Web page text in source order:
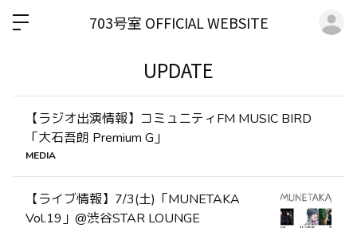
703号室 OFFICIAL WEBSITE
UPDATE
【ラジオ出演情報】コミュニティFM MUSIC BIRD
「大石吾朗 Premium G」
MEDIA
【ライブ情報】7/3(土)「MUNETAKA
Vol.19」@渋谷STAR LOUNGE